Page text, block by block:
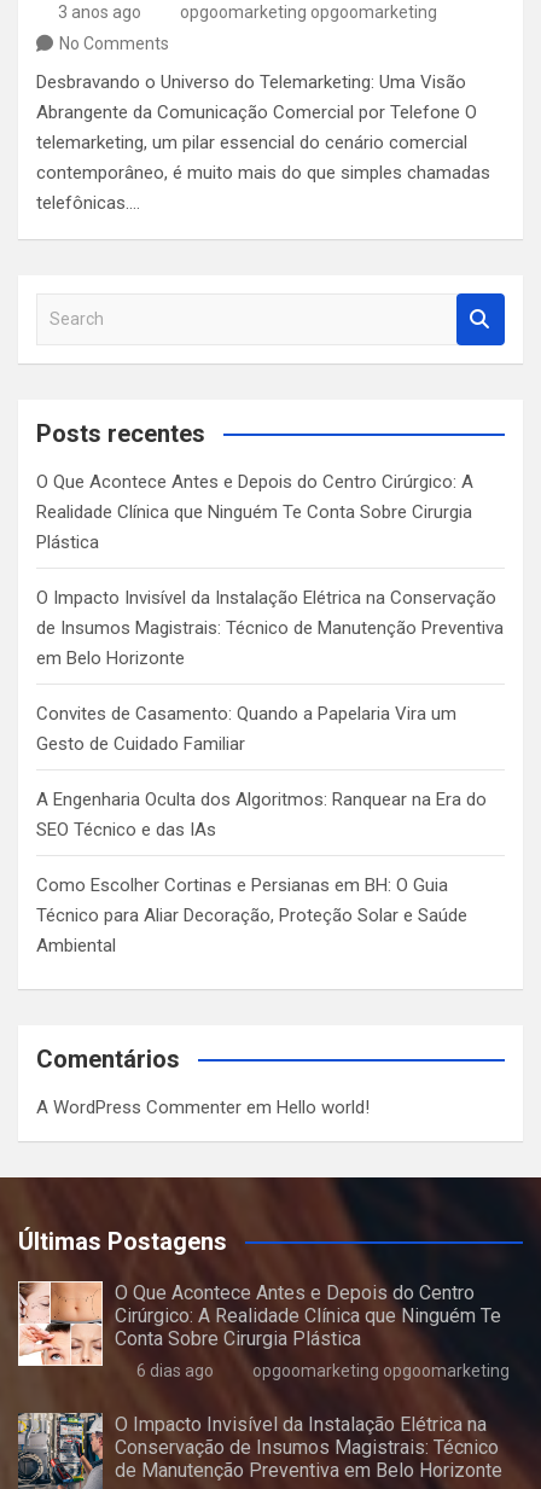
3 anos ago
opgoomarketing opgoomarketing
No Comments
Desbravando o Universo do Telemarketing: Uma Visão
Abrangente da Comunicação Comercial por Telefone O
telemarketing, um pilar essencial do cenário comercial
contemporâneo, é muito mais do que simples chamadas
telefônicas.…
a
c
Posts recentes
O Que Acontece Antes e Depois do Centro Cirúrgico: A
Realidade Clínica que Ninguém Te Conta Sobre Cirurgia
Plástica
O Impacto Invisível da Instalação Elétrica na Conservação
de Insumos Magistrais: Técnico de Manutenção Preventiva
em Belo Horizonte
Convites de Casamento: Quando a Papelaria Vira um
Gesto de Cuidado Familiar
A Engenharia Oculta dos Algoritmos: Ranquear na Era do
SEO Técnico e das IAs
Como Escolher Cortinas e Persianas em BH: O Guia
Técnico para Aliar Decoração, Proteção Solar e Saúde
Ambiental
Comentários
A WordPress Commenter em Hello world!
Últimas Postagens
O Que Acontece Antes e Depois do Centro
Cirúrgico: A Realidade Clínica que Ninguém Te
Conta Sobre Cirurgia Plástica
6 dias ago opgoomarketing opgoomarketing
O Impacto Invisível da Instalação Elétrica na
Conservação de Insumos Magistrais: Técnico
de Manutenção Preventiva em Belo Horizonte